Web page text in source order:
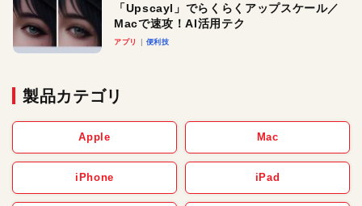
「Upscayl」でらくらくアップスケール／
Macで速攻！AI活用テク
アプリ 便利技
製品カテゴリ
Apple Mac
iPhone iPad